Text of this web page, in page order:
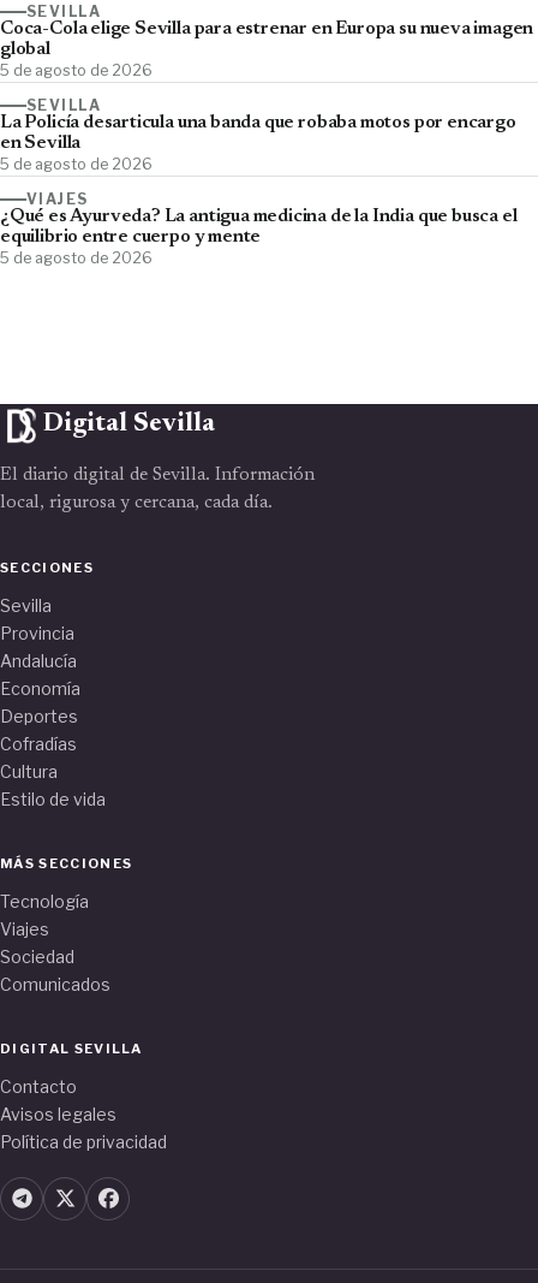
SEVILLA
Coca-Cola elige Sevilla para estrenar en Europa su nueva imagen
global
5 de agosto de 2026
SEVILLA
La Policía desarticula una banda que robaba motos por encargo
en Sevilla
5 de agosto de 2026
VIAJES
¿Qué es Ayurveda? La antigua medicina de la India que busca el
equilibrio entre cuerpo y mente
5 de agosto de 2026
Digital Sevilla
El diario digital de Sevilla. Información
local, rigurosa y cercana, cada día.
SECCIONES
Sevilla
Provincia
Andalucía
Economía
Deportes
Cofradías
Cultura
Estilo de vida
MÁS SECCIONES
Tecnología
Viajes
Sociedad
Comunicados
DIGITAL SEVILLA
Contacto
Avisos legales
Política de privacidad